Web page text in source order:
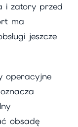
i zatory przed
ma
jeszcze
operacyjne
obsadę